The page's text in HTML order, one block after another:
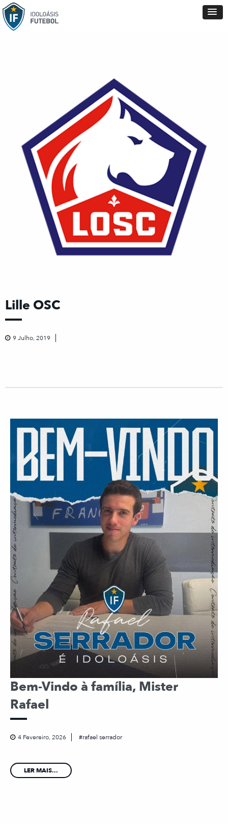
Lille OSC
9 Julho, 2019
Bem-Vindo à família, Mister
Rafael
4 Fevereiro, 2026 rafael serrador
LER MAIS...